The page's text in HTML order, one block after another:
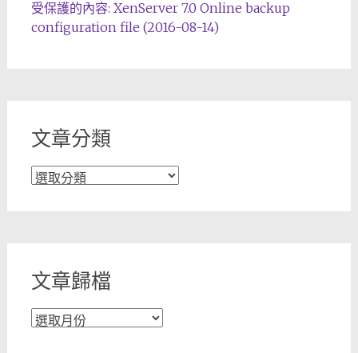
受保護的內容: XenServer 7.0 Online backup
configuration file (2016-08-14)
文章分類
文
文章歸檔
文